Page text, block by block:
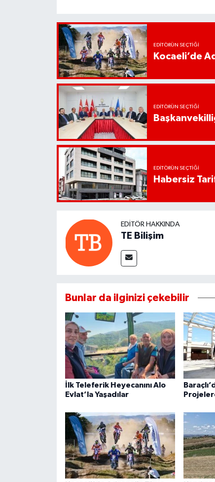
EDITÖRÜN SEÇTIĞI
Kocaeli’de
EDITÖRÜN SEÇTIĞI
EDITÖRÜN SEÇTIĞI
Habersiz
EDITÖR HAKKINDA
TE Bilişim
Bunlar da ilginizi çekebilir
İlk Teleferik Heyecanını Alo
Evlat’la Yaşadılar